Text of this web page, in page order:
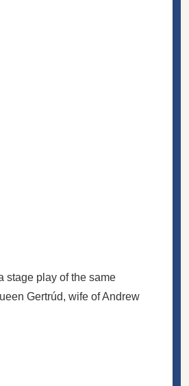
stage play of the same
Gertrúd, wife of Andrew